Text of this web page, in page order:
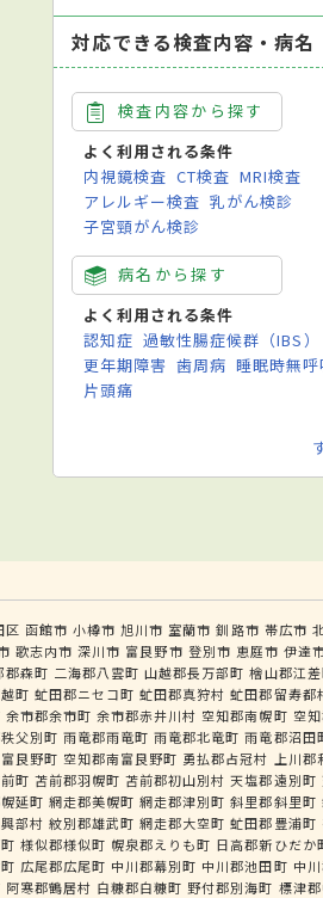
対応できる検査内容・病名
検査内容から探す
よく利用される条件
内視鏡検査 CT検査 MRI検査
アレルギー検査 乳がん検診
子宮頸がん検診
病名から探す
よく利用される条件
認知症 過敏性腸症候群（IBS）
更年期障害 歯周病 睡眠時無
片頭痛
区 函館市 小樽市 旭川市 室蘭市 釧路市 帯広市
歌志内市 深川市 富良野市 登別市 恵庭市 伊達
郡森町 二海郡八雲町 山越郡長万部町 檜山郡江
町 虻田郡ニセコ町 虻田郡真狩村 虻田郡留寿都
余市郡余市町 余市郡赤井川村 空知郡南幌町 空
父別町 雨竜郡雨竜町 雨竜郡北竜町 雨竜郡沼田
良野町 空知郡南富良野町 勇払郡占冠村
上川郡
町 苫前郡羽幌町 苫前郡初山別村 天塩郡遠別町
延町 網走郡美幌町 網走郡津別町 斜里郡斜里町
部村 紋別郡雄武町 網走郡大空町 虻田郡豊浦町
様似郡様似町 幌泉郡えりも町 日高郡新ひだか
広尾郡広尾町 中川郡幕別町 中川郡池田町 中
阿寒郡鶴居村 白糠郡白糠町 野付郡別海町 標津